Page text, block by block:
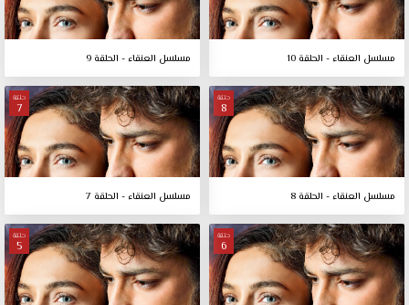
مسلسل العنقاء - الحلقة 10 مسلسل العنقاء - الحلقة 9
حلقة
8
مسلسل العنقاء - الحلقة 8
حلقة
7
مسلسل العنقاء - الحلقة 7
حلقة
6
حلقة
5